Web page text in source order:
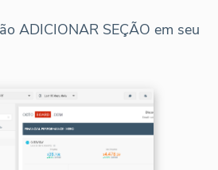
ADICIONAR SEÇÃO em seu